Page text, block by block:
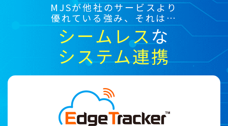
MJSが他社のサービスより
優れている強み、それは…
シームレスな
システム連携